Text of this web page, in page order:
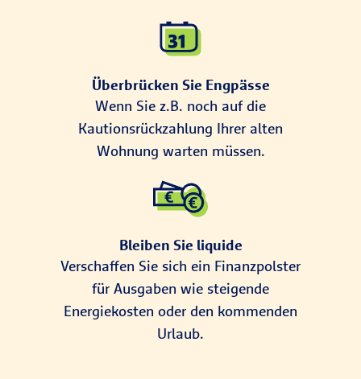
Überbrücken Sie Engpässe
Wenn Sie z.B. noch auf die
Kautionsrückzahlung Ihrer alten
Wohnung warten müssen.
Bleiben Sie liquide
Verschaffen Sie sich ein Finanzpolster
für Ausgaben wie steigende
Energiekosten oder den kommenden
Urlaub.